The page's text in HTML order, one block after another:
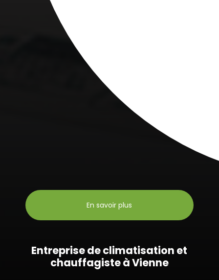
En savoir plus
Entreprise de climatisation et
chauffagiste à Vienne